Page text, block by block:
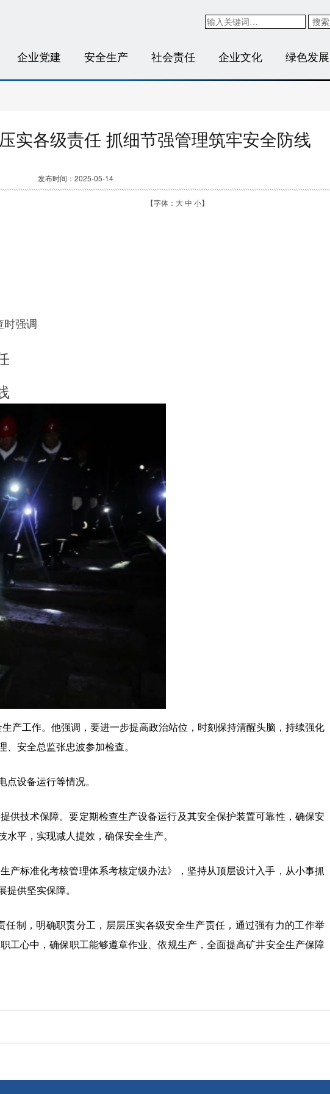
搜索
企业党建 安全生产 社会责任 企业文化 绿色发展
实各级责任 抓细节强管理筑牢安全防线
发布时间：2025-05-14
【字体： 大中 小】
时强调
产工作。他强调，要进一步提高政治站位，时刻保持清醒头脑，持续强化
、安全总监张忠波参加检查。
设备运行等情况。
供技术保障。要定期检查生产设备运行及其安全保护装置可靠性，确保安
平，实现减人提效，确保安全生产。
产标准化考核管理体系考核定级办法》，坚持从顶层设计入手，从小事抓
供坚实保障。
制，明确职责分工，层层压实各级安全生产责任，通过强有力的工作举
工心中，确保职工能够遵章作业、依规生产，全面提高矿井安全生产保障